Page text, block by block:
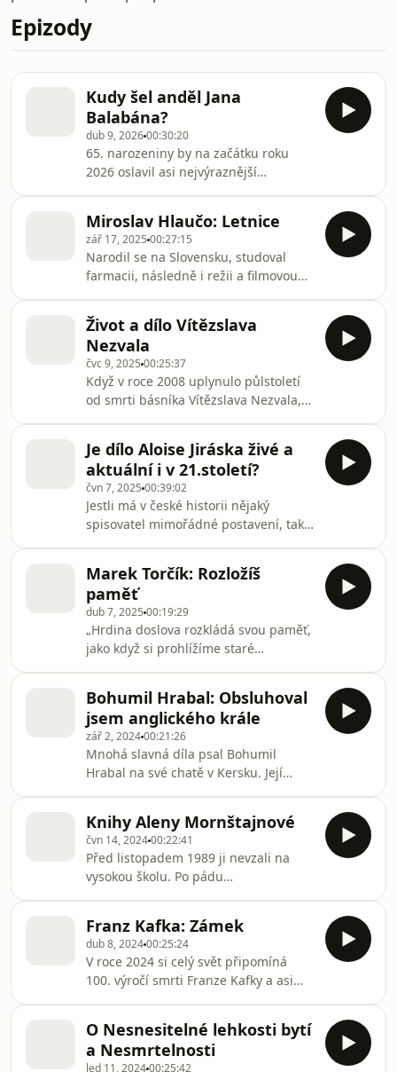
Epizody
Kudy šel anděl Jana
Balabána?
dub 9, 202600:30:20
65. narozeniny by na začátku roku
2026 oslavil asi nejvýraznější
sbírka Možná, že odcházíme byla v
roce 2004 knihou roku v anketě
Lidových novin, následně vyhrála
Magnezii literu v kategorii próza a
získala také nominaci na státní cenu
za literaturu roku 2004. 2004. Knihou
roku se stal o šest let později také
román Zeptej se
Miroslav Hlaučo: Letnice
zář 17, 2025 00:27:15
Narodil se na Slovensku, studoval
farmacii, následně i režii a filmovou
s divadlem i s Českým rozhlasem, ale
potom se naplno věnoval
medicínskému výzkumu a vývoji
buněčných biotechnologií. V 56 letech
vydal svůj první román – a z něj se
stala senzace. Skvělé reakce přichází
od běžných čtenářů i kritiků. A
všechno korunovaly hned dvě ceny
Magnesia Litera – ne
Život a dílo Vítězslava
Nezvala
čvc 9, 2025 00:25:37
Když v roce 2008 uplynulo půlstoletí
od smrti básníka Vítězslava Nezvala,
akrobat poetismu i opěvovatel
Stalina.
Je dílo Aloise Jiráska živé a
aktuální i v 21.století?
čvn 7, 2025 00:39:02
Jestli má v české historii nějaký
spisovatel mimořádné postavení, tak
odkazovali ideologové komunistického
režimu a v čítankách a v povinné
literatuře zůstává i po Listopadu 1989.
Marek Torčík: Rozložíš
paměť
dub 7, 2025 00:19:29
„Hrdina doslova rozkládá svou paměť,
jako když si prohlížíme staré
je zjevné na první pohled. Vypráví o
matce, otci a dědečkovi, o šikaně,
alkoholismu nebo o vyrovnávání se s
odlišnou sexuální orientací. (Rozebírá
na jednotlivé součástky nejen vlastní
vzpomínky, ale i jakousi kolektivní
paměť celé rodiny)“.
Bohumil Hrabal: Obsluhoval
jsem anglického krále
zář 2, 202400:21:26
Mnohá slavná díla psal Bohumil
Hrabal na své chatě v Kersku. Její
pozornost k jednomu
nejvýznamnějších a nejosobitějších
spisovatelů 20. století. V cyklu České
knihy, které musíte znát, jsme už
rozebírali Hrabalovu Příliš hlučnou
samotu. Pozornost si však zasluhují i
jeho další knihy. Vybrali jsme román z
roku 1971 Obsluhova
Knihy Aleny Mornštajnové
čvn 14, 202400:22:41
Před listopadem 1989 ji nevzali na
vysokou školu. Po pádu
univerzitě a živila se jako
překladatelka a učitelka. Teprve ve
svých 50 letech vydala svůj první
román a během několika
následujících let se zařadila mezi
nejúspěšnější české spisovatele
současnosti. Její knihy patří mezi
nejprodávanější i nejpůjčovanější
Franz Kafka: Zámek
dub 8, 202400:25:24
V roce 2024 si celý svět připomíná
100. výročí smrti Franze Kafky a asi
znát.
O Nesnesitelné lehkosti bytí
a Nesmrtelnosti
led 11, 202400:25:42